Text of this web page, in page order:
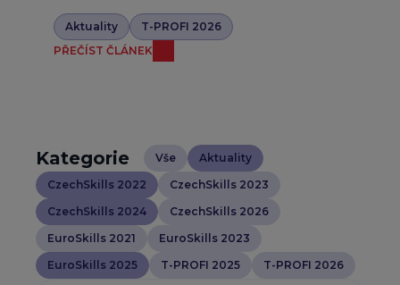
Aktuality
T-PROFI 2026
PŘEČÍST ČLÁNEK
Kategorie Vše
Aktuality
CzechSkills 2022
CzechSkills 2023
CzechSkills 2024
CzechSkills 2026
EuroSkills 2021
EuroSkills 2023
EuroSkills 2025
T-PROFI 2025 T-PROFI 2026